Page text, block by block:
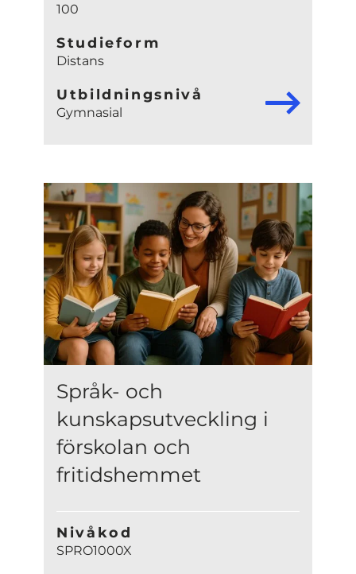
100
Studieform
Distans
Utbildningsnivå
Gymnasial
Språk- och
kunskapsutveckling i
förskolan och
fritidshemmet
Nivåkod
SPRO1000X